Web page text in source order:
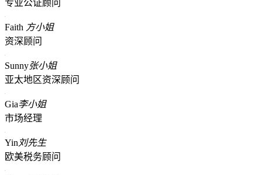
专业公证顾问
Faith 方小姐
资深顾问
Sunny张小姐
亚太地区资深顾问
Gia李小姐
市场经理
Yin 刘先生
欧美税务顾问